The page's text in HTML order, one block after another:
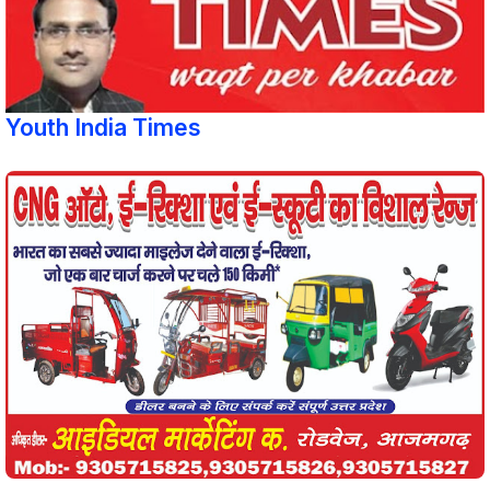
Youth India Times